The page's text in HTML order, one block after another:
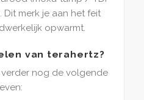
merk je aan het feit
opwarmt.
van terahertz?
nog de volgende